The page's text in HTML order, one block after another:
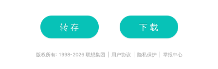
转 存 下 载
版权所有: 1998-2026联想集团 用户协议 隐私保护 举报中心